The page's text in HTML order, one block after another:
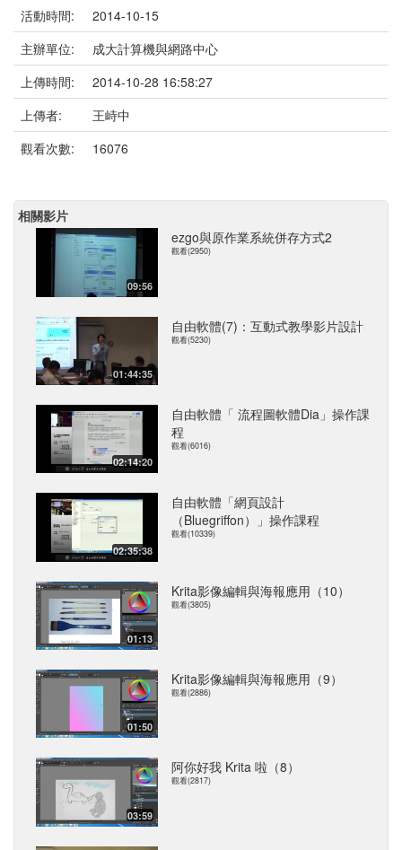
活動時間:
2014-10-15
主辦單位:
成大計算機與網路中心
上傳時間:
2014-10-28 16:58:27
上傳者:
王峙中
觀看次數:
16076
相關影片
09:56
ezgo與原作業系統併存方式2
觀看(2950)
01:44:35
自由軟體(7)：互動式教學影片設計
觀看(5230)
02:14:20
自由軟體「 流程圖軟體Dia」操作課
程
觀看(6016)
02:35:38
自由軟體「網頁設計
（Bluegriffon）」操作課程
觀看(10339)
01:13
Krita影像編輯與海報應用（10）
觀看(3805)
01:50
Krita影像編輯與海報應用（9）
觀看(2886)
03:59
阿你好我 Krita 啦（8）
觀看(2817)